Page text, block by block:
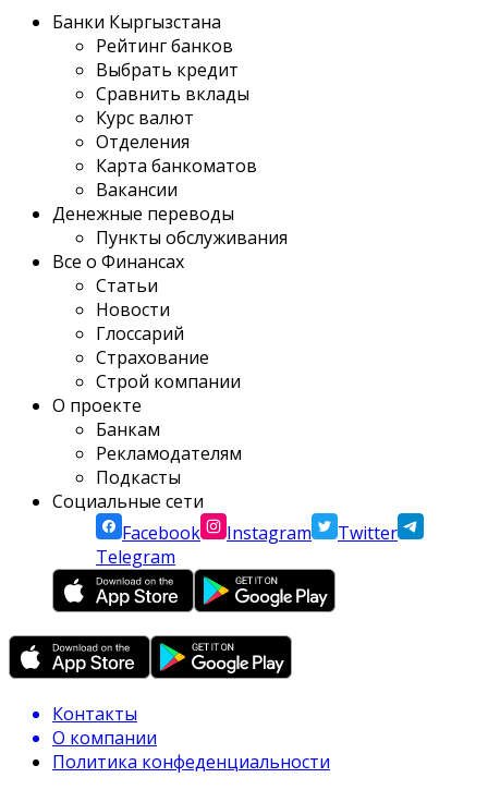
Банки Кыргызстана
Рейтинг банков
Выбрать кредит
Сравнить вклады
Курс валют
Отделения
Карта банкоматов
Вакансии
Денежные переводы
Пункты обслуживания
Все о Финансах
Статьи
Новости
Глоссарий
Страхование
Строй компании
О проекте
Банкам
Рекламодателям
Подкасты
Социальные сети
Facebook
Instagram
Twitter
Telegram
Контакты
О компании
Политика конфеденциальности